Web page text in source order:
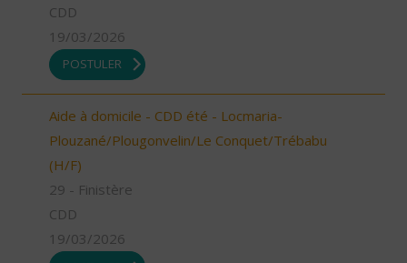
CDD
19/03/2026
POSTULER
Aide à domicile - CDD été - Locmaria-
Plouzané/Plougonvelin/Le Conquet/Trébabu
(H/F)
29 - Finistère
CDD
19/03/2026